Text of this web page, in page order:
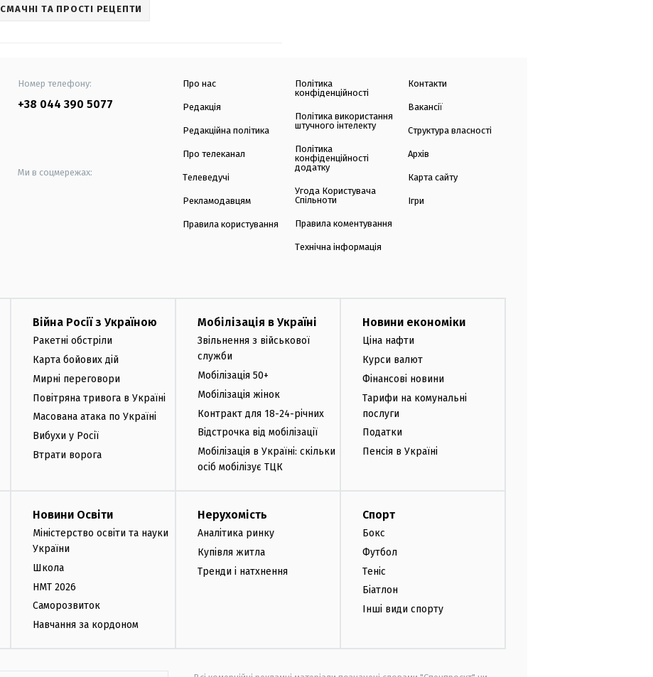
СМАЧНІ ТА ПРОСТІ РЕЦЕПТИ
Номер телефону:
+38 044 390 5077
Ми в соцмережах:
Про нас
Редакція
Редакційна політика
Про телеканал
Телеведучі
Рекламодавцям
Правила користування
Політика
конфіденційності
Політика використання
штучного інтелекту
Політика
конфіденційності
додатку
Угода Користувача
Спільноти
Правила коментування
Технічна інформація
Контакти
Вакансії
Структура власності
Архів
Карта сайту
Ігри
Війна Росії з Україною
Ракетні обстріли
Карта бойових дій
Мирні переговори
Повітряна тривога в Україні
Масована атака по Україні
Вибухи у Росії
Втрати ворога
Мобілізація в Україні
Звільнення з військової
служби
Мобілізація 50+
Мобілізація жінок
Контракт для 18-24-річних
Відстрочка від мобілізації
Мобілізація в Україні: скільки
осіб мобілізує ТЦК
Новини економіки
Ціна нафти
Курси валют
Фінансові новини
Тарифи на комунальні
послуги
Податки
Пенсія в Україні
Новини Освіти
Міністерство освіти та науки
України
Школа
НМТ 2026
Саморозвиток
Навчання за кордоном
Нерухомість
Аналітика ринку
Купівля житла
Тренди і натхнення
Спорт
Бокс
Футбол
Теніс
Біатлон
Інші види спорту